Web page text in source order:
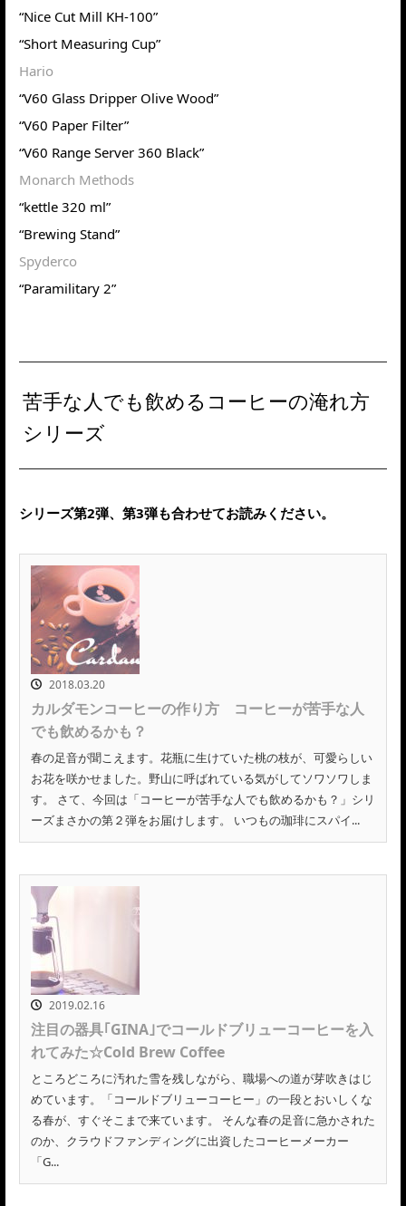
“Nice Cut Mill KH-100”
“Short Measuring Cup”
Hario
“V60 Glass Dripper Olive Wood”
“V60 Paper Filter”
“V60 Range Server 360 Black”
Monarch Methods
“kettle 320 ml”
“Brewing Stand”
Spyderco
“Paramilitary 2”
苦手な人でも飲めるコーヒーの淹れ方
シリーズ
シリーズ第2弾、第3弾も合わせてお読みください。
2018.03.20
カルダモンコーヒーの作り方 コーヒーが苦手な人
でも飲めるかも？
春の足音が聞こえます。花瓶に生けていた桃の枝が、可愛らしい
お花を咲かせました。野山に呼ばれている気がしてソワソワしま
す。 さて、今回は「コーヒーが苦手な人でも飲めるかも？」シリ
ーズまさかの第２弾をお届けします。 いつもの珈琲にスパイ...
2019.02.16
注目の器具｢GINA｣でコールドブリューコーヒーを入
れてみた☆Cold Brew Coffee
ところどころに汚れた雪を残しながら、職場への道が芽吹きはじ
めています。「コールドブリューコーヒー」の一段とおいしくな
る春が、すぐそこまで来ています。 そんな春の足音に急かされた
のか、クラウドファンディングに出資したコーヒーメーカー
「G...